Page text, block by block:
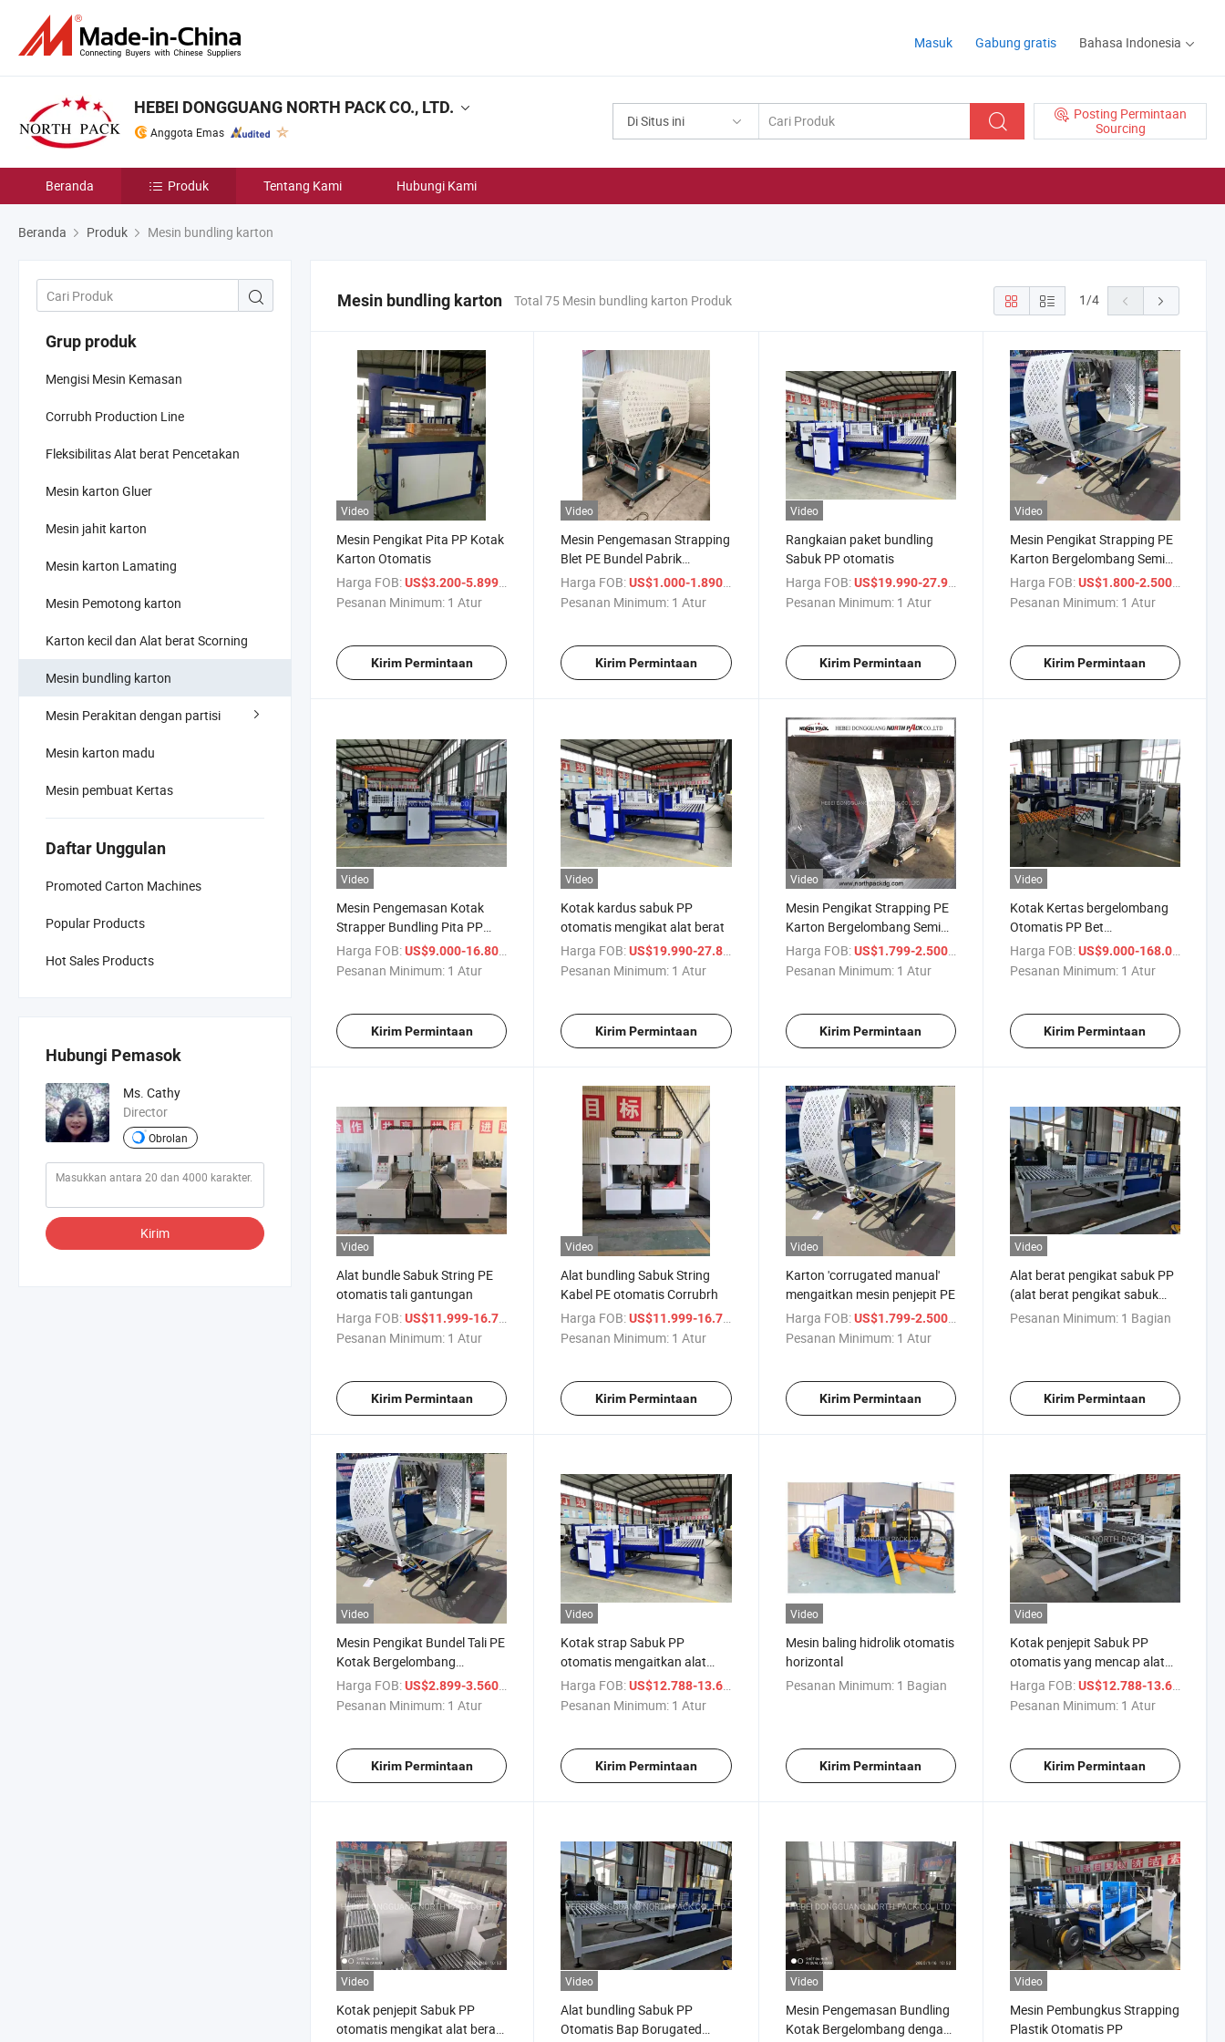
Masuk Gabung gratis Bahasa Indonesia
Di Situs ini
Posting Permintaan
Sourcing
HEBEI DONGGUANG NORTH PACK CO., LTD.
Anggota Emas
Beranda Produk Tentang Kami Hubungi Kami
Beranda Produk Mesin bundling karton
Grup produk
Mengisi Mesin Kemasan
Corrubh Production Line
Fleksibilitas Alat berat Pencetakan
Mesin karton Gluer
Mesin jahit karton
Mesin karton Lamating
Mesin Pemotong karton
Karton kecil dan Alat berat Scorning
Mesin bundling karton
Mesin Perakitan dengan partisi
Mesin karton madu
Mesin pembuat Kertas
Daftar Unggulan
Promoted Carton Machines
Popular Products
Hot Sales Products
Hubungi Pemasok
Ms. Cathy
Director
Obrolan
Kirim
Mesin bundling karton Total 75 Mesin bundling karton Produk 1/4
Video
Mesin Pengikat Pita PP Kotak
Karton Otomatis
Harga FOB:US$3.200-5.899 / Atur
Pesanan Minimum: 1 Atur
Kirim Permintaan
Video
Mesin Pengemasan Strapping
Blet PE Bundel Pabrik
Berkualitas Tinggi
Harga FOB: US$1.000-1.890 / Atur
Pesanan Minimum: 1 Atur
Kirim Permintaan
Video
Rangkaian paket bundling
Sabuk PP otomatis
Harga FOB: US$19.990-27.990
Pesanan Minimum: 1 Atur
Kirim Permintaan
Video
Mesin Pengikat Strapping PE
Karton Bergelombang Semi
Otomatis
Harga FOB: US$1.800-2.500/ Atur
Pesanan Minimum: 1 Atur
Kirim Permintaan
Video
Mesin Pengemasan Kotak
Strapper Bundling Pita PP
Lembaran Bergelombang
Otomatis
Harga FOB:US$9.000-16.800
Pesanan Minimum: 1 Atur
Kirim Permintaan
Video
Kotak kardus sabuk PP
otomatis mengikat alat berat
Harga FOB: US$19.990-27.890
Pesanan Minimum: 1 Atur
Kirim Permintaan
Video
Mesin Pengikat Strapping PE
Karton Bergelombang Semi
Otomatis
Harga FOB: US$1.799-2.500
Pesanan Minimum: 1 Atur
Kirim Permintaan
Video
Kotak Kertas bergelombang
Otomatis PP Bet
mengencangkan Mesin
Pembungkus
Harga FOB: US$9.000-168.000
Pesanan Minimum: 1 Atur
Kirim Permintaan
Video
Alat bundle Sabuk String PE
otomatis tali gantungan
Harga FOB:US$11.999-16.788
Pesanan Minimum: 1 Atur
Kirim Permintaan
Video
Alat bundling Sabuk String
Kabel PE otomatis Corrubrh
Harga FOB: US$11.999-16.788
Pesanan Minimum: 1 Atur
Kirim Permintaan
Video
Karton 'corrugated manual'
mengaitkan mesin penjepit PE
Harga FOB: US$1.799-2.500
Pesanan Minimum: 1 Atur
Kirim Permintaan
Video
Alat berat pengikat sabuk PP
(alat berat pengikat sabuk
PP)
Pesanan Minimum: 1 Bagian
Kirim Permintaan
Video
Mesin Pengikat Bundel Tali PE
Kotak Bergelombang
Otomatis Penuh
Harga FOB:US$2.899-3.560 / Atur
Pesanan Minimum: 1 Atur
Kirim Permintaan
Video
Kotak strap Sabuk PP
otomatis mengaitkan alat
berat bundling
Harga FOB: US$12.788-13.600
Pesanan Minimum: 1 Atur
Kirim Permintaan
Video
Mesin baling hidrolik otomatis
horizontal
Pesanan Minimum: 1 Bagian
Kirim Permintaan
Video
Kotak penjepit Sabuk PP
otomatis yang mencap alat
berat bundling
Harga FOB: US$12.788-13.600
Pesanan Minimum: 1 Atur
Kirim Permintaan
Video
Kotak penjepit Sabuk PP
otomatis mengikat alat berat
Video
Alat bundling Sabuk PP
Otomatis Bap Borugated
Video
Mesin Pengemasan Bundling
Kotak Bergelombang dengan
Video
Mesin Pembungkus Strapping
Plastik Otomatis PP